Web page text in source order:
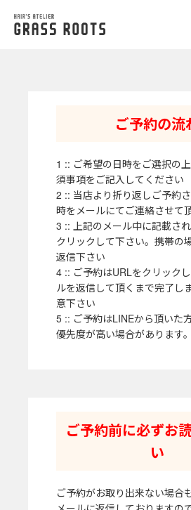
ご予約の流
1 :: ご希望の日時をご選択の
須事項をご記入してください
2 :: 当店より折り返しご予約
時をメールにてご連絡させて
3 :: 上記のメール中に記載さ
クリックして下さい。携帯の
返信下さい
4 :: ご予約はURLをクリック
ルを返信して頂くまで完了し
意下さい
5 :: ご予約はLINEから頂いた
優先度が高い場合があります。
ご予約前に必ずお
い
ご予約がお取り出来ない場合